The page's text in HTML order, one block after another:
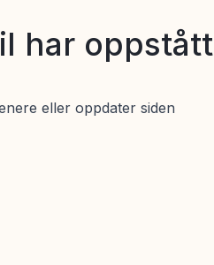
har oppstått
eller oppdater siden